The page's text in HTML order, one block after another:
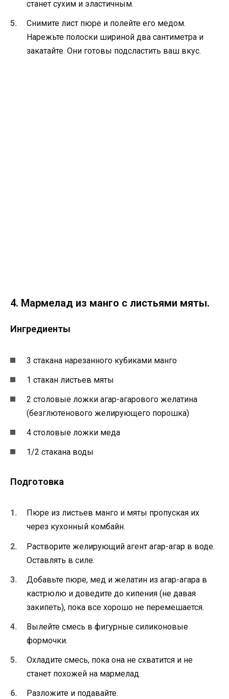
станет сухим и эластичным.
Снимите лист пюре и полейте его медом.
Нарежьте полоски шириной два сантиметра и
закатайте. Они готовы подсластить ваш вкус.
4. Мармелад из манго с листьями мяты.
Ингредиенты
3 стакана нарезанного кубиками манго
1 стакан листьев мяты
2 столовые ложки агар-агарового желатина
(безглютенового желирующего порошка)
4 столовые ложки меда
1/2 стакана воды
Подготовка
Пюре из листьев манго и мяты пропуская их
через кухонный комбайн.
Растворите желирующий агент агар-агар в воде.
Оставлять в силе.
Добавьте пюре, мед и желатин из агар-агара в
кастрюлю и доведите до кипения (не давая
закипеть), пока все хорошо не перемешается.
Вылейте смесь в фигурные силиконовые
формочки.
Охладите смесь, пока она не схватится и не
станет похожей на мармелад.
Разложите и подавайте.